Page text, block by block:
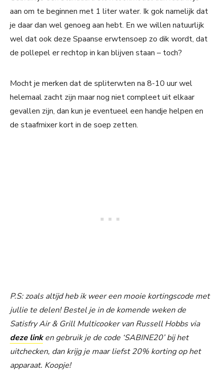
aan om te beginnen met 1 liter water. Ik gok namelijk dat
je daar dan wel genoeg aan hebt. En we willen natuurlijk
wel dat ook deze Spaanse erwtensoep zo dik wordt, dat
de pollepel er rechtop in kan blijven staan – toch?
Mocht je merken dat de spliterwten na 8-10 uur wel
helemaal zacht zijn maar nog niet compleet uit elkaar
gevallen zijn, dan kun je eventueel een handje helpen en
de staafmixer kort in de soep zetten.
P.S: zoals altijd heb ik weer een mooie kortingscode met
jullie te delen! Bestel je in de komende weken de
Satisfry Air & Grill Multicooker van Russell Hobbs via
deze linken gebruik je de code ‘SABINE20’ bij het
uitchecken, dan krijg je maar liefst 20% korting op het
apparaat. Koopje!